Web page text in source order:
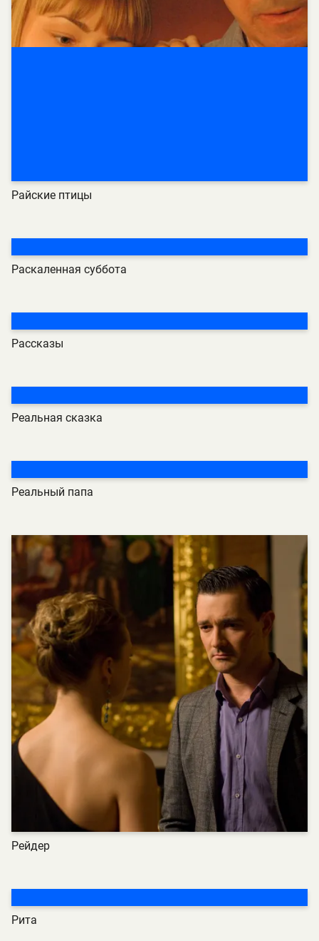
Райские птицы
Раскаленная суббота
Рассказы
Реальная сказка
Реальный папа
Рейдер
Рита